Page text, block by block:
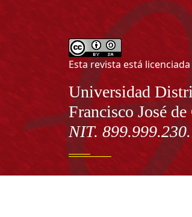
Esta revista está
Información
Universidad
Francisco José de
NIT.